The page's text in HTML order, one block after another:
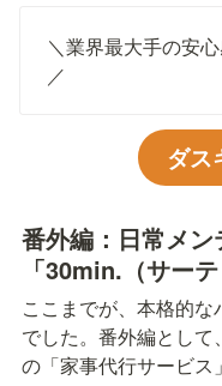
＼業界最大手の安
／
ダス
番外編：日常メ
「30min.（サー
ここまでが、本格的
でした。番外編とし
の「家事代行サービス